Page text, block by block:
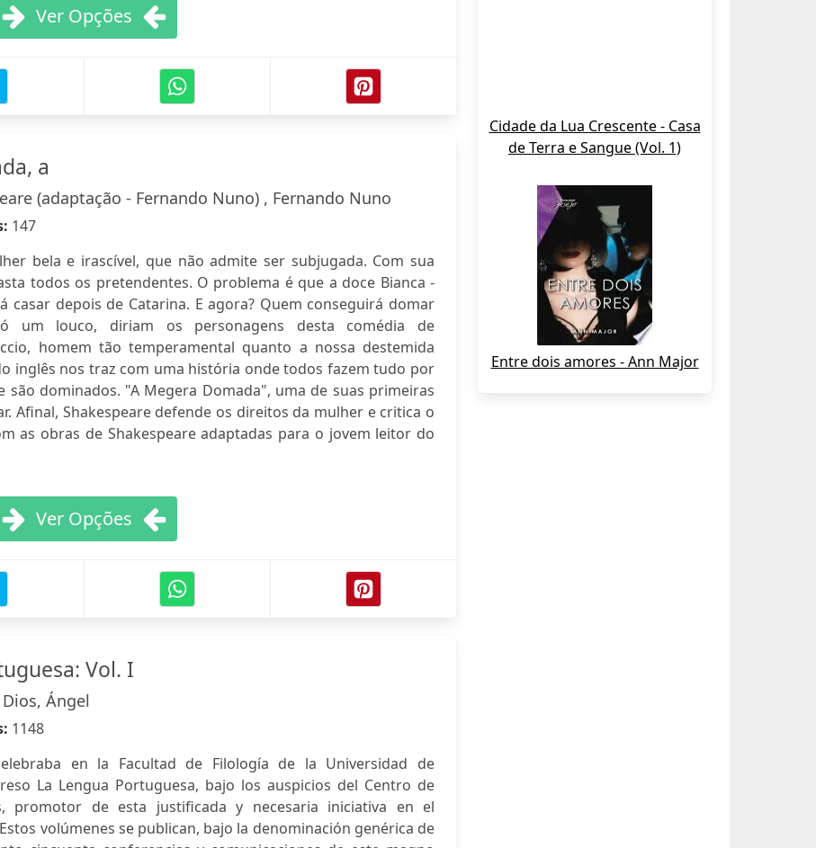
Ver Opções
a
(adaptação - Fernando Nuno) , Fernando Nuno
147
bela e irascível, que não admite ser subjugada. Com sua
todos os pretendentes. O problema é que a doce Bianca -
casar depois de Catarina. E agora? Quem conseguirá domar
um louco, diriam os personagens desta comédia de
homem tão temperamental quanto a nossa destemida
inglês nos traz com uma história onde todos fazem tudo por
dominados. "A Megera Domada", uma de suas primeiras
Afinal, Shakespeare defende os direitos da mulher e critica o
as obras de Shakespeare adaptadas para o jovem leitor do
Ver Opções
Vol. I
Ángel
1148
en la Facultad de Filología de la Universidad de
La Lengua Portuguesa, bajo los auspicios del Centro de
promotor de esta justificada y necesaria iniciativa en el
volúmenes se publican, bajo la denominación genérica de
Cidade da Lua Crescente - Casa
de Terra e Sangue (Vol. 1)
Entre dois amores - Ann Major